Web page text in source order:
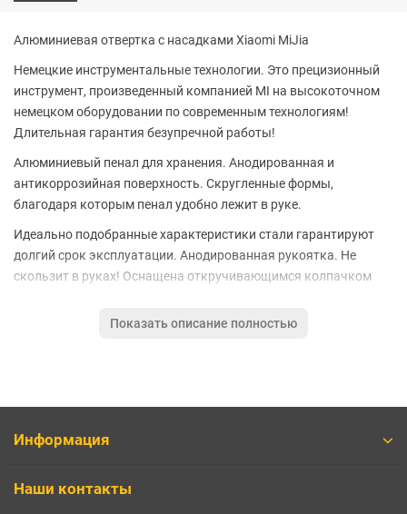
Алюминиевая отвертка с насадками Xiaomi MiJia
Немецкие инструментальные технологии. Это прецизионный
инструмент, произведенный компанией MI на высокоточном
немецком оборудовании по современным технологиям!
Длительная гарантия безупречной работы!
Алюминиевый пенал для хранения. Анодированная и
антикоррозийная поверхность. Скругленные формы,
благодаря которым пенал удобно лежит в руке.
Идеально подобранные характеристики стали гарантируют
долгий срок эксплуатации. Анодированная рукоятка. Не
скользит в руках! Оснащена откручивающимся колпачком
Подходит для большинства бытовых нужд. Отличный вариант
используемые человеком дома.
Общие характеристики
Тип наконечника - Pentalobe, Torx, spanner (U), tri-point (Y),
Показать описание полностью
Информация
Наши контакты